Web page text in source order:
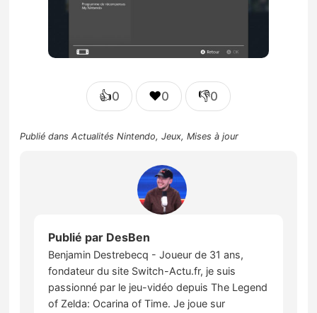
👍0 ❤️0 👎0
Publié dansActualités Nintendo,Jeux,Mises à jour
Publié par DesBen
Benjamin Destrebecq - Joueur de 31 ans,
fondateur du site Switch-Actu.fr, je suis
passionné par le jeu-vidéo depuis The Legend
of Zelda: Ocarina of Time. Je joue sur